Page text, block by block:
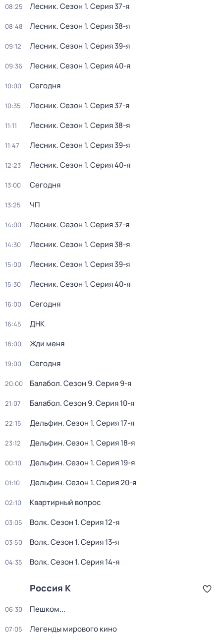
08:25 Лесник. Сезон 1. Серия 37-я
08:48 Лесник. Сезон 1. Серия 38-я
09:12 Лесник. Сезон 1. Серия 39-я
09:36 Лесник. Сезон 1. Серия 40-я
10:00 Сегодня
10:35 Лесник. Сезон 1. Серия 37-я
11:11 Лесник. Сезон 1. Серия 38-я
11:47 Лесник. Сезон 1. Серия 39-я
12:23 Лесник. Сезон 1. Серия 40-я
13:00 Сегодня
13:25 ЧП
14:00 Лесник. Сезон 1. Серия 37-я
14:30 Лесник. Сезон 1. Серия 38-я
15:00 Лесник. Сезон 1. Серия 39-я
15:30 Лесник. Сезон 1. Серия 40-я
16:00 Сегодня
16:45 ДНК
18:00 Жди меня
19:00 Сегодня
20:00 Балабол. Сезон 9. Серия 9-я
21:07 Балабол. Сезон 9. Серия 10-я
22:15 Дельфин. Сезон 1. Серия 17-я
23:12 Дельфин. Сезон 1. Серия 18-я
00:10 Дельфин. Сезон 1. Серия 19-я
01:10 Дельфин. Сезон 1. Серия 20-я
02:10 Квартирный вопрос
03:05 Волк. Сезон 1. Серия 12-я
03:50 Волк. Сезон 1. Серия 13-я
04:35 Волк. Сезон 1. Серия 14-я
Россия К
06:30 Пешком...
07:05 Легенды мирового кино